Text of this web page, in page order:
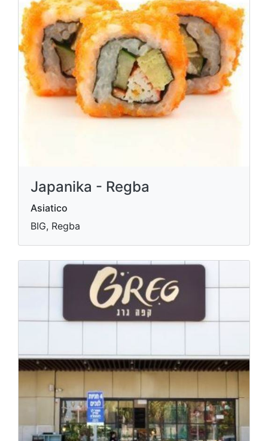
Japanika - Regba
Asiatico
BIG, Regba